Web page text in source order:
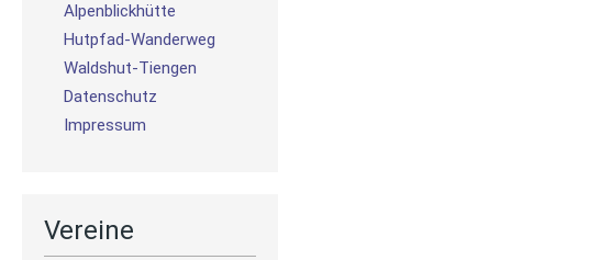
Alpenblickhütte
Hutpfad-Wanderweg
Waldshut-Tiengen
Datenschutz
Impressum
Vereine